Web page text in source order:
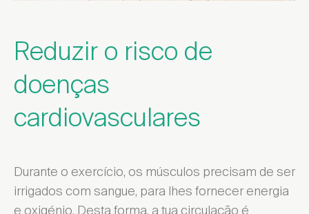
Reduzir o risco de
doenças
cardiovasculares
Durante o exercício, os músculos precisam de ser
irrigados com sangue, para lhes fornecer energia